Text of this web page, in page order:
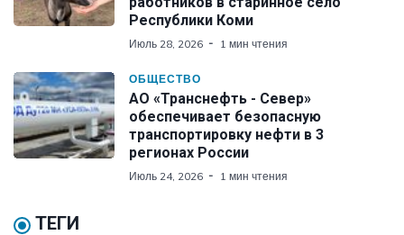
Республики Коми
Июль 28, 2026 1 мин чтения
ОБЩЕСТВО
АО «Транснефть - Север»
обеспечивает безопасную
транспортировку нефти в 3
регионах России
Июль 24, 2026 1 мин чтения
ТЕГИ